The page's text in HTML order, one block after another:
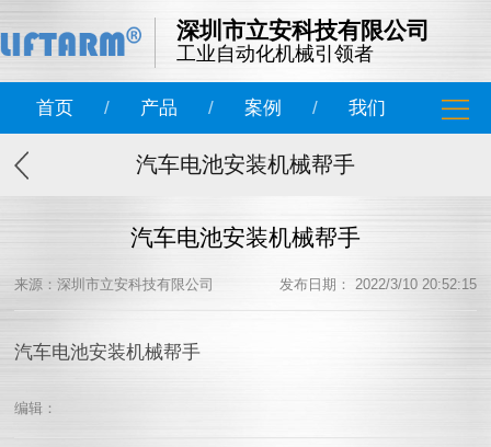
深圳市立安科技有限公司
工业自动化机械引领者
首页 / 产品 / 案例 / 我们
汽车电池安装机械帮手
汽车电池安装机械帮手
来源：深圳市立安科技有限公司 发布日期： 2022/3/10 20:52:15
汽车电池安装机械帮手
编辑：